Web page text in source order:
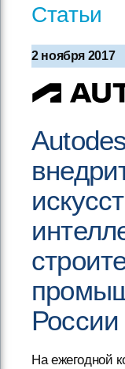
Статьи
2 ноября 2017
России
На ежегодной